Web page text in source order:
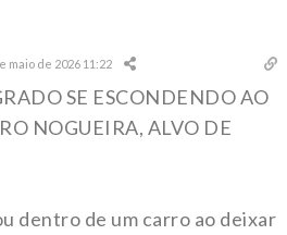
maio de 2026 11:22
SE ESCONDENDO AO
NOGUEIRA, ALVO DE
dentro de um carro ao deixar